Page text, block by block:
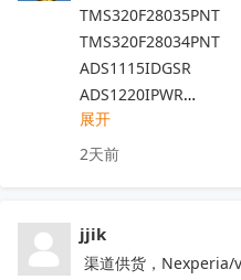
TMS320F28035PNT
TMS320F28034PNT
ADS1115IDGSR
ADS1220IPWR
ADS1110A0IDBVR
ADS1015IDGSR
ADS1120IPWR
TMS320F28335PGFA
展开
2天前
jjik
渠道供货，Nexperia/